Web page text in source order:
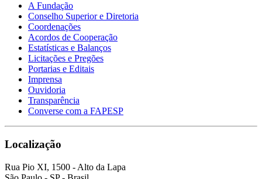
A Fundação
Conselho Superior e Diretoria
Coordenações
Acordos de Cooperação
Estatísticas e Balanços
Licitações e Pregões
Portarias e Editais
Imprensa
Ouvidoria
Transparência
Converse com a FAPESP
Localização
Rua Pio XI, 1500 - Alto da Lapa